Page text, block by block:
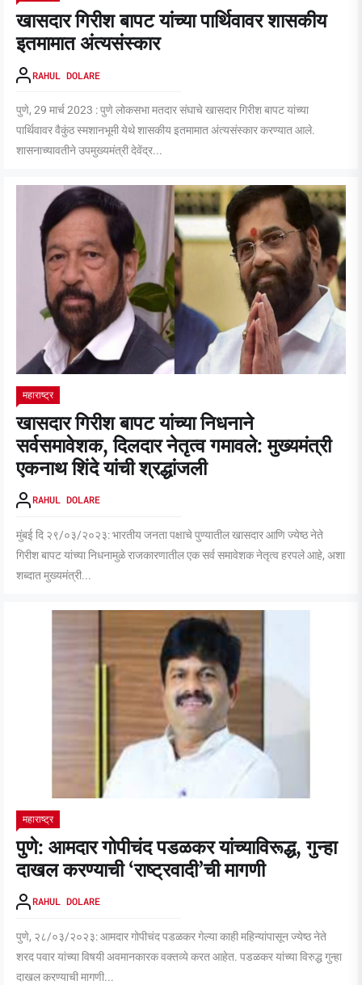
खासदार गिरीश बापट यांच्या पार्थिवावर शासकीय
इतमामात अंत्यसंस्कार
RAHUL DOLARE
पुणे, 29 मार्च 2023 : पुणे लोकसभा मतदार संघाचे खासदार गिरीश बापट यांच्या
पार्थिवावर वैकुंठ स्मशानभूमी येथे शासकीय इतमामात अंत्यसंस्कार करण्यात आले.
शासनाच्यावतीने उपमुख्यमंत्री देवेंद्र...
महाराष्ट्र
खासदार गिरीश बापट यांच्या निधनाने
सर्वसमावेशक, दिलदार नेतृत्व गमावले: मुख्यमंत्री
एकनाथ शिंदे यांची श्रद्धांजली
RAHUL DOLARE
मुंबई दि २९/०३/२०२३: भारतीय जनता पक्षाचे पुण्यातील खासदार आणि ज्येष्ठ नेते
गिरीश बापट यांच्या निधनामुळे राजकारणातील एक सर्व समावेशक नेतृत्व हरपले आहे, अशा
शब्दात मुख्यमंत्री...
महाराष्ट्र
पुणे: आमदार गोपीचंद पडळकर यांच्याविरूद्ध, गुन्हा
दाखल करण्याची ‘राष्ट्रवादी’ची मागणी
RAHUL DOLARE
पुणे, २८/०३/२०२३: आमदार गोपीचंद पडळकर गेल्या काही महिन्यांपासून ज्येष्ठ नेते
शरद पवार यांच्या विषयी अवमानकारक वक्तव्ये करत आहेत. पडळकर यांच्या विरुद्ध गुन्हा
दाखल करण्याची मागणी...